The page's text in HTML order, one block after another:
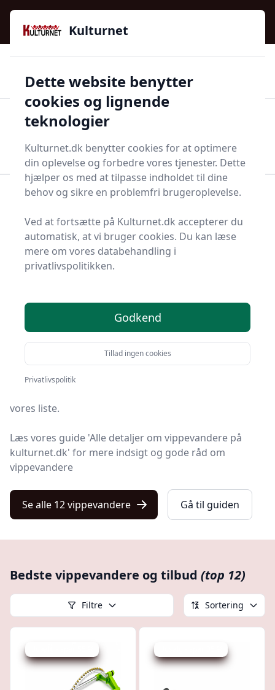
Kulturnet - Alt Det Gode I Livet | Din Kulturguide Siden
2016
97 kategorier 👍Kun godkendte butikker
Start søgning
Bolig og indretning
Terrasse og have
Bedste vippevandere og
tilbud - top 12
Søger du efter de bedste vippevandere? På Kulturnet
har vi udvalgt de 12 mest populære produkter, så du
nemt kan træffe et godt valg.
Så uanset om du vægter høj kvalitet, allerede har en
specifik model i tankerne, leder efter gode priser eller
vores liste.
Læs vores guide 'Alle detaljer om vippevandere på
kulturnet.dk' for mere indsigt og gode råd om
vippevandere
Se alle 12 vippevandere Gå til guiden
Bedste vippevandere og tilbud (top 12)
Filtre Sortering
Kulturnet
Dette website benytter
cookies og lignende
teknologier
Kulturnet.dk benytter cookies for at optimere
din oplevelse og forbedre vores tjenester. Dette
hjælper os med at tilpasse indholdet til dine
behov og sikre en problemfri brugeroplevelse.
Ved at fortsætte på Kulturnet.dk accepterer du
automatisk, at vi bruger cookies. Du kan læse
mere om vores databehandling i
privatlivspolitikken.
Godkend
Tillad ingen cookies
Privatlivspolitik